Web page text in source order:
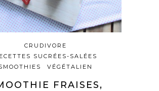
CRUDIVORE
SUCRÉES-SALÉES
VÉGÉTALIEN
FRAISES,